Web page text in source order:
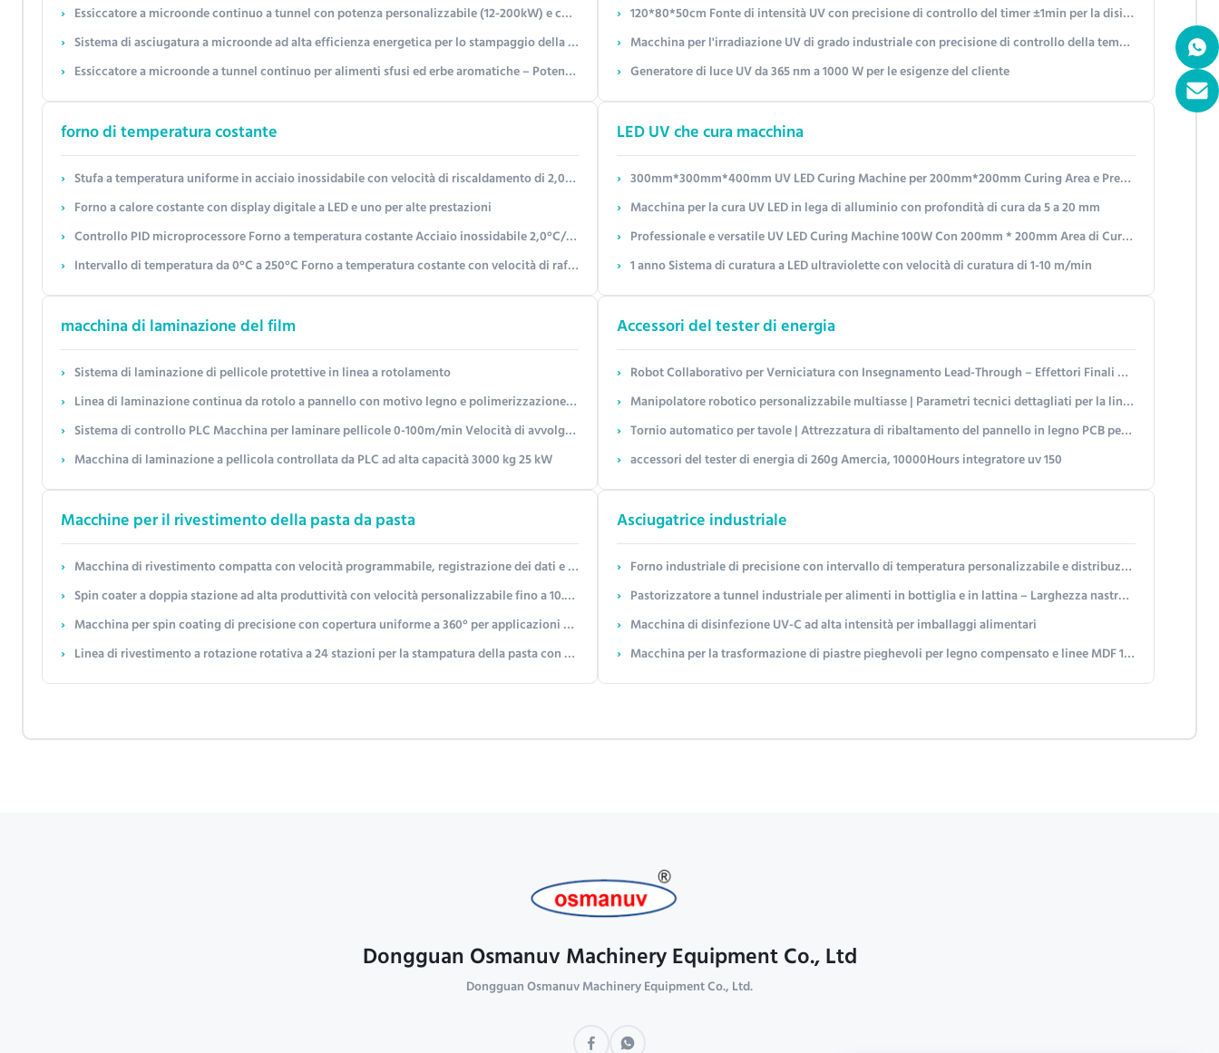
Essiccatore a microonde continuo a tunnel con potenza personalizzabile (12-200kW) e controllo PLC per asciugatura rapida (4-20 volte più veloce)
Sistema di asciugatura a microonde ad alta efficienza energetica per lo stampaggio della pasta di carta ¥ riscaldamento interno rapido, risparmio energetico fino al 40%
Essiccatore a microonde a tunnel continuo per alimenti sfusi ed erbe aromatiche – Potenza personalizzabile (12-200kW) e velocità del nastro trasportatore
120*80*50cm Fonte di intensità UV con precisione di controllo del timer ±1min per la disinfezione UV
Macchina per l'irradiazione UV di grado industriale con precisione di controllo della temperatura
Generatore di luce UV da 365 nm a 1000 W per le esigenze del cliente
forno di temperatura costante
Stufa a temperatura uniforme in acciaio inossidabile con velocità di riscaldamento di 2,0°C/min
Forno a calore costante con display digitale a LED e uno per alte prestazioni
Controllo PID microprocessore Forno a temperatura costante Acciaio inossidabile 2,0°C/min.
Intervallo di temperatura da 0°C a 250°C Forno a temperatura costante con velocità di raffreddamento di 2,0°C/min
LED UV che cura macchina
300mm*300mm*400mm UV LED Curing Machine per 200mm*200mm Curing Area e Precise Curing
Macchina per la cura UV LED in lega di alluminio con profondità di cura da 5 a 20 mm
Professionale e versatile UV LED Curing Machine 100W Con 200mm * 200mm Area di Curing
1 anno Sistema di curatura a LED ultraviolette con velocità di curatura di 1-10 m/min
macchina di laminazione del film
Sistema di laminazione di pellicole protettive in linea a rotolamento
Linea di laminazione continua da rotolo a pannello con motivo legno e polimerizzazione UV – Larghezza film e velocità di laminazione personalizzabili
Sistema di controllo PLC Macchina per laminare pellicole 0-100m/min Velocità di avvolgimento per prestazioni
Macchina di laminazione a pellicola controllata da PLC ad alta capacità 3000 kg 25 kW
Accessori del tester di energia
Robot Collaborativo per Verniciatura con Insegnamento Lead-Through – Effettori Finali Personalizzabili per Applicazioni di Verniciatura Liquida e a Polvere
Manipolatore robotico personalizzabile multiasse | Parametri tecnici dettagliati per la linea di produzione automatizzata di movimentazione e assemblaggio
Tornio automatico per tavole | Attrezzatura di ribaltamento del pannello in legno PCB personalizzabile per la composizione completa della linea di produzione
accessori del tester di energia di 260g Amercia, 10000Hours integratore uv 150
Macchine per il rivestimento della pasta da pasta
Macchina di rivestimento compatta con velocità programmabile, registrazione dei dati e personalizzabile per lo stampaggio di pasta a piccoli lotti
Spin coater a doppia stazione ad alta produttività con velocità personalizzabile fino a 10.000 giri/min e controllo indipendente delle stazioni
Macchina per spin coating di precisione con copertura uniforme a 360° per applicazioni di stampaggio di polpa senza PFAS
Linea di rivestimento a rotazione rotativa a 24 stazioni per la stampatura della pasta con uscita personalizzabile fino a 1.200 pcs/h e controllo PLC
Asciugatrice industriale
Forno industriale di precisione con intervallo di temperatura personalizzabile e distribuzione del calore uniforme per elettronica e farmacia
Pastorizzatore a tunnel industriale per alimenti in bottiglia e in lattina – Larghezza nastro personalizzabile (400-2000 mm) e controllo della temperatura a più stadi
Macchina di disinfezione UV-C ad alta intensità per imballaggi alimentari
Macchina per la trasformazione di piastre pieghevoli per legno compensato e linee MDF 180° Flipper di fogli con spaziatura del braccio personalizzabile
Dongguan Osmanuv Machinery Equipment Co., Ltd
Dongguan Osmanuv Machinery Equipment Co., Ltd.